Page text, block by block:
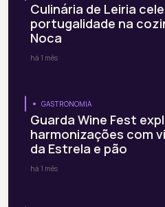
Culinária de Leiria
portugalidade na
Noca
há 1 mês
GASTRONOMIA
Guarda Wine Fest
harmonizações com
da Estrela e pão
há 1 mês